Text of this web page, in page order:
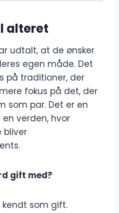
alteret
udtalt, at de ønsker
egen måde. Det
på traditioner, der
fokus på det, der
som par. Det er en
verden, hvor
bliver
gift med?
kendt som gift.